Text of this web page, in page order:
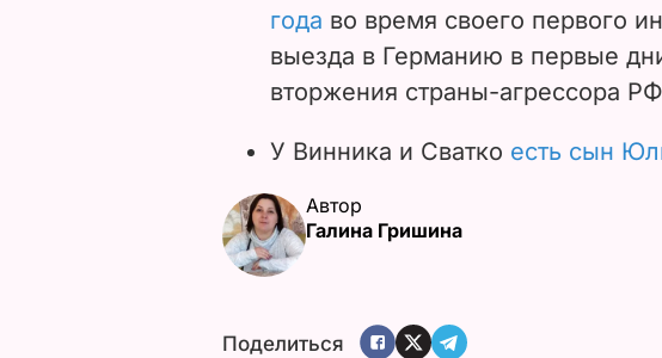
года во время своего первого
выезда в Германию в первые
вторжения страны-агрессора
У Винника и Сватко есть сын
Автор
Галина Гришина
Поделиться